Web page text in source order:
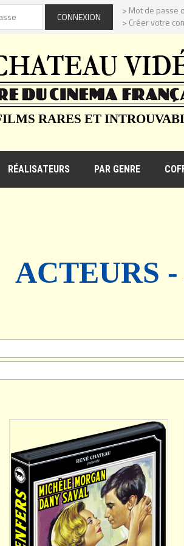
> Mot de passe
> Créer votre
RARES ET
RÉALISATEURS PAR GENRE
ACTEURS
AJOUTER